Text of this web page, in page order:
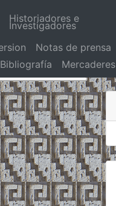
Historiadores e
Investigadores
Notas de prensa
Bibliografía Mercaderes